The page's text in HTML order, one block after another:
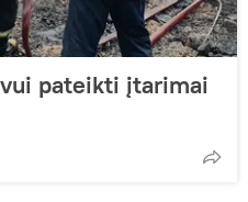
pateikti įtarimai